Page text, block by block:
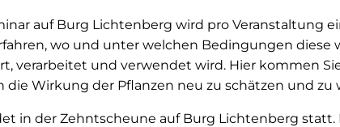
auf Burg Lichtenberg wird pro Veranstaltung
wo und unter welchen Bedingungen diese
verarbeitet und verwendet wird. Hier kommen
die Wirkung der Pflanzen neu zu schätzen und zu
in der Zehntscheune auf Burg Lichtenberg statt.